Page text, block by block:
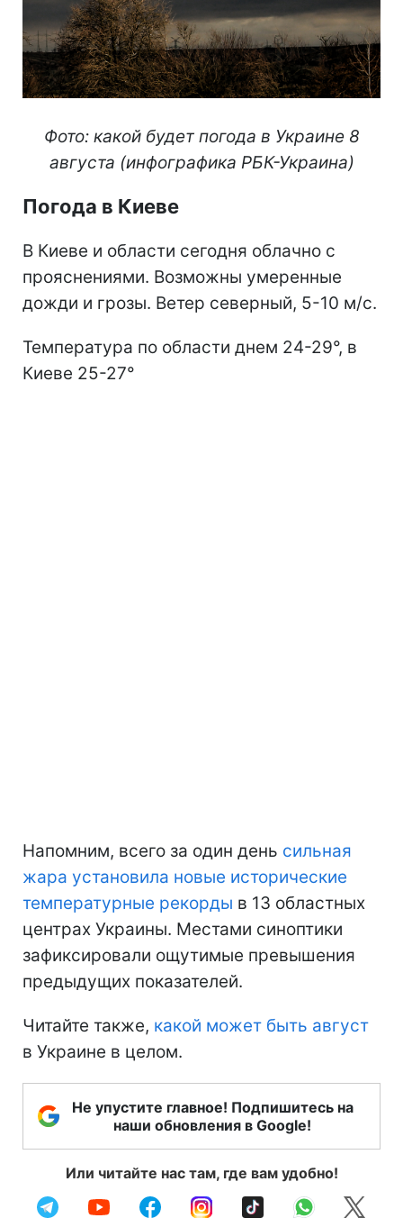
Фото: какой будет погода в Украине 8
августа (инфографика РБК-Украина)
Погода в Киеве
В Киеве и области сегодня облачно с
прояснениями. Возможны умеренные
дожди и грозы. Ветер северный, 5-10 м/с.
Температура по области днем 24-29°, в
Киеве 25-27°
Напомним, всего за один день сильная
жара установила новые исторические
температурные рекорды в 13 областных
центрах Украины. Местами синоптики
зафиксировали ощутимые превышения
предыдущих показателей.
Читайте также, какой может быть август
в Украине в целом.
Не упустите главное! Подпишитесь на
наши обновления в Google!
Или читайте нас там, где вам удобно!